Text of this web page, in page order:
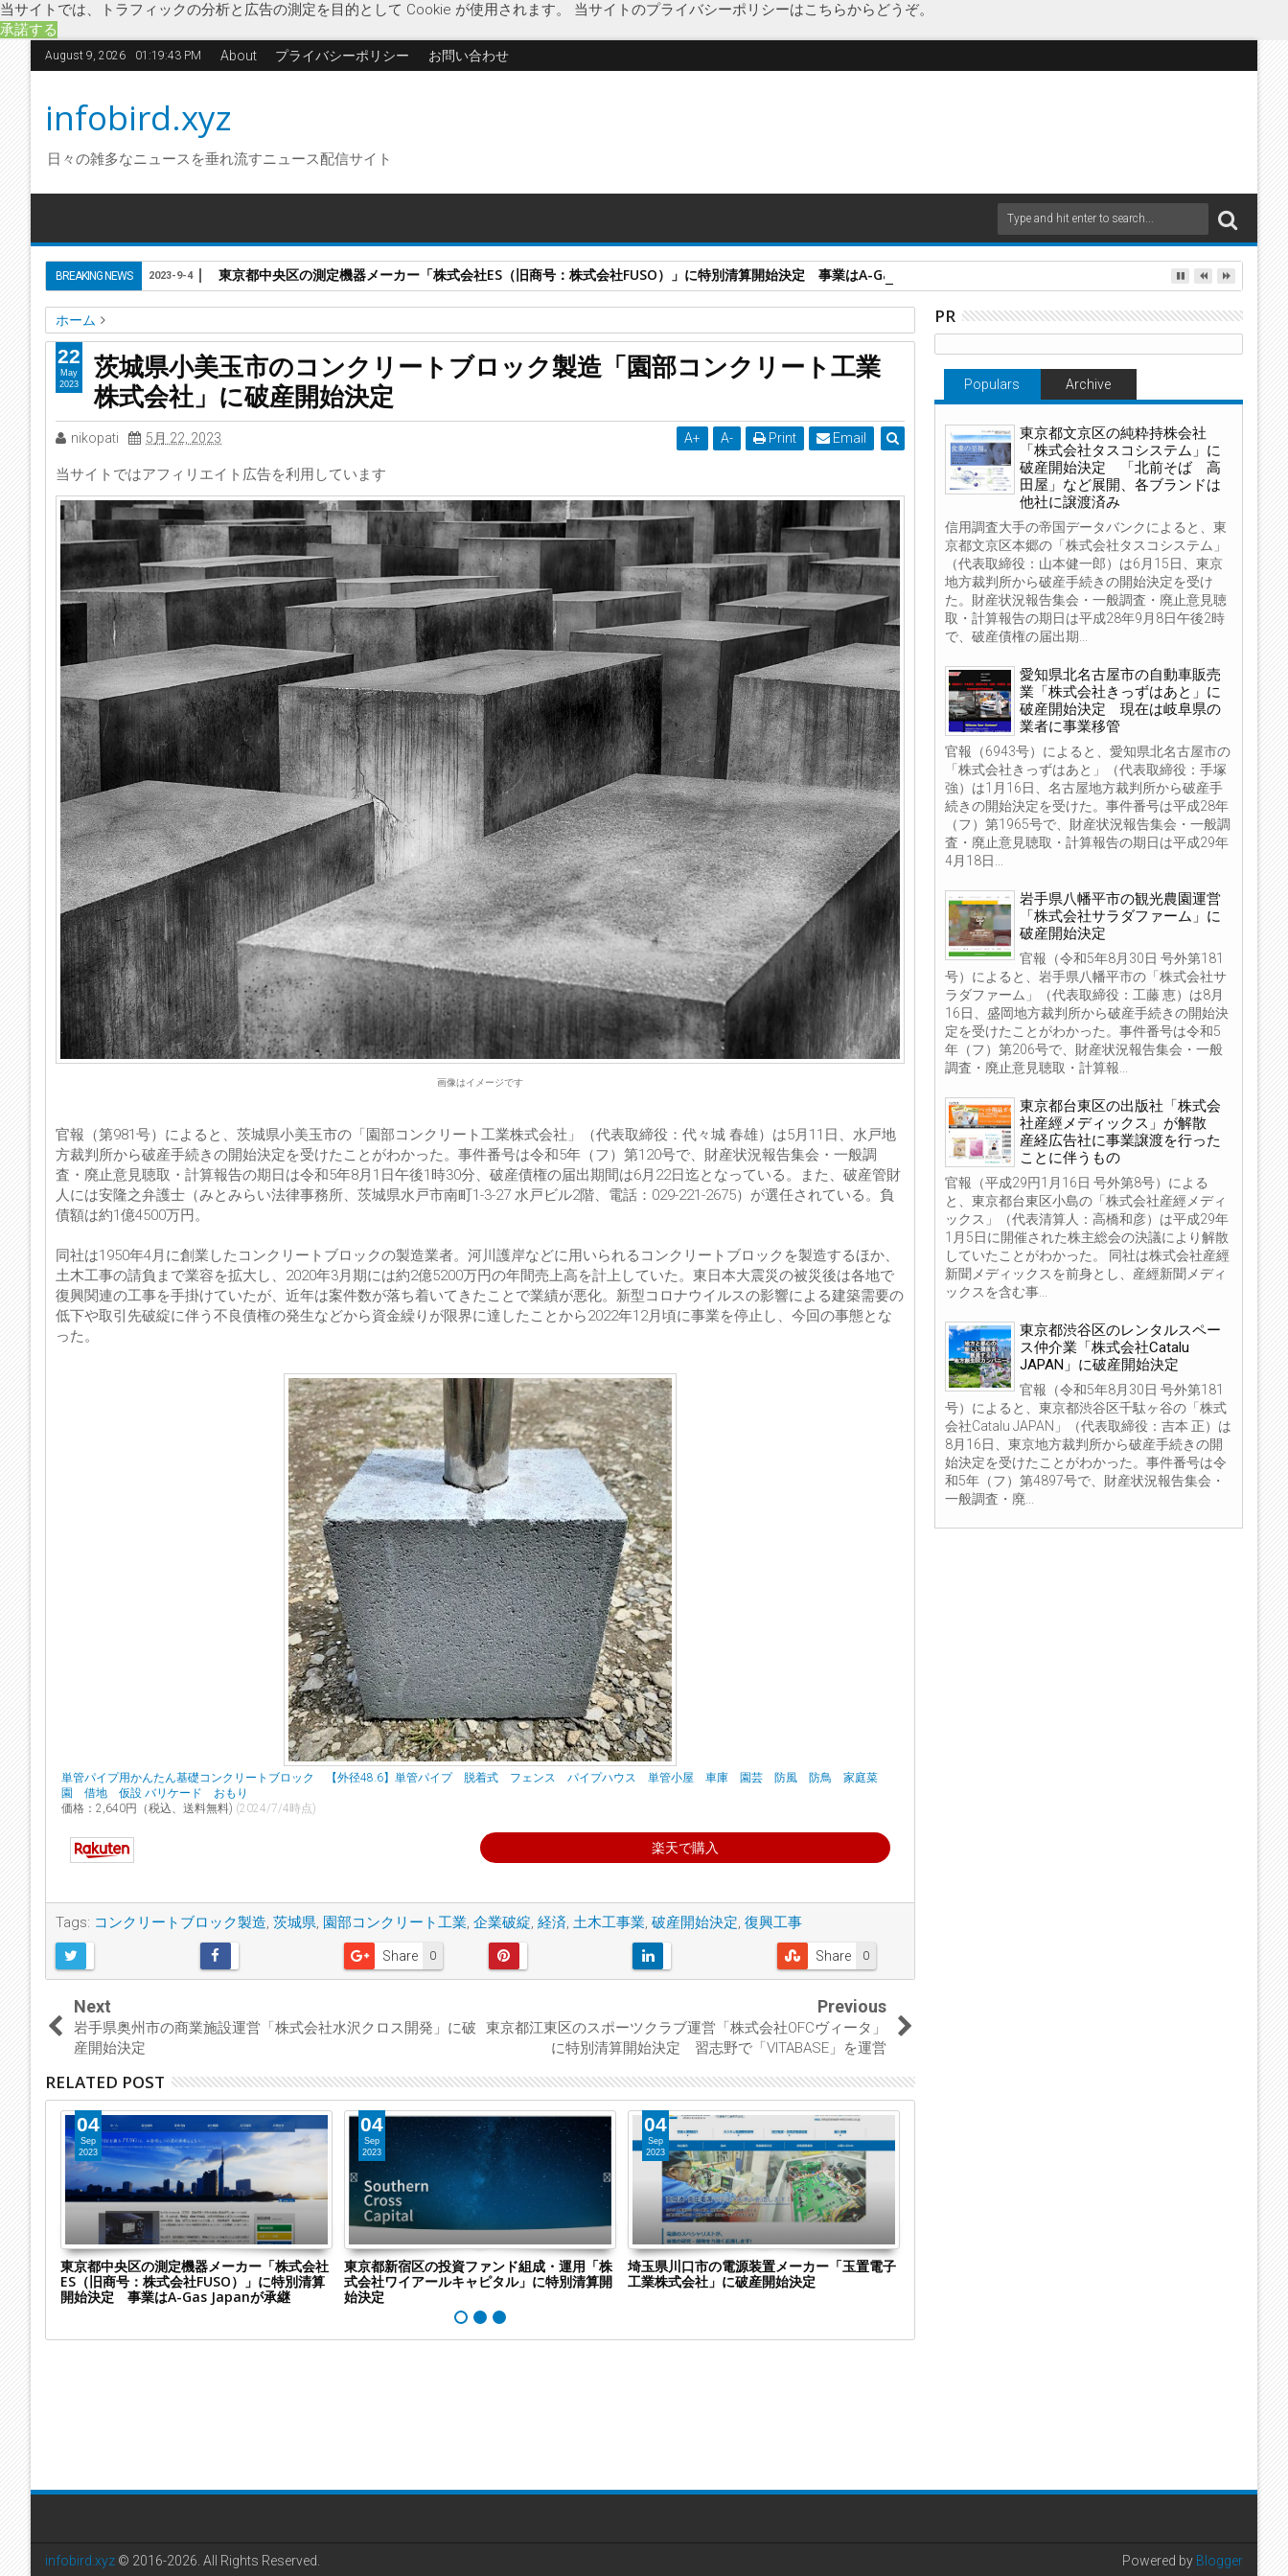
当サイトでは、トラフィックの分析と広告の測定を目的として Cookie が使用されます。 当サイトのプライバシーポリシーはこちらからどうぞ。
承諾する
August 9, 2026 01:19:44 PM About プライバシーポリシー お問い合わせ
infobird.xyz
日々の雑多なニュースを垂れ流すニュース配信サイト
BREAKING NEWS 東京都中央区の測定機器メーカー「株式会社ES（旧商号：株式会社FUSO）」に特別清算開始決定 事業はA-Gas Japanが承継
2023-9-4
ホーム
コンクリートブロック製造
茨城県 園部コンクリート工業 企業破綻 経済 土木工事業 破産開始決定
復興工事
茨城県小美玉市のコンクリートブロック製造「園部コンクリート工業株式会社」に破産開始決定
茨城県小美玉市のコンクリートブロック製造「園部コンクリート工業
株式会社」に破産開始決定
nikopati 5月 22, 2023 A+ A- Print Email
当サイトではアフィリエイト広告を利用しています
画像はイメージです
官報（第981号）によると、茨城県小美玉市の「園部コンクリート工業株式会社」（代表取締役：代々城 春雄）は5月11日、水戸地
方裁判所から破産手続きの開始決定を受けたことがわかった。事件番号は令和5年（フ）第120号で、財産状況報告集会・一般調
査・廃止意見聴取・計算報告の期日は令和5年8月1日午後1時30分、破産債権の届出期間は6月22日迄となっている。また、破産管財
人には安隆之弁護士（みとみらい法律事務所、茨城県水戸市南町1-3-27 水戸ビル2階、電話：029-221-2675）が選任されている。負
債額は約1億4500万円。
同社は1950年4月に創業したコンクリートブロックの製造業者。河川護岸などに用いられるコンクリートブロックを製造するほか、
土木工事の請負まで業容を拡大し、2020年3月期には約2億5200万円の年間売上高を計上していた。東日本大震災の被災後は各地で
復興関連の工事を手掛けていたが、近年は案件数が落ち着いてきたことで業績が悪化。新型コロナウイルスの影響による建築需要の
低下や取引先破綻に伴う不良債権の発生などから資金繰りが限界に達したことから2022年12月頃に事業を停止し、今回の事態とな
った。
単管パイプ用かんたん基礎コンクリートブロック 【外径48.6】単管パイプ 脱着式 フェンス パイプハウス 単管小屋 車庫 園芸 防風 防鳥 家庭菜
園 借地 仮設 バリケード おもり
価格：2,640円（税込、送料無料) (2024/7/4時点)
楽天で購入
Tags: コンクリートブロック製造 茨城県 園部コンクリート工業 企業破綻 経済 土木工事業 破産開始決定 復興工事
0
Share 0
Share
22
May
2023
Next
岩手県奥州市の商業施設運営「株式会社水沢クロス開発」に破
産開始決定
Previous
東京都江東区のスポーツクラブ運営「株式会社OFCヴィータ」
に特別清算開始決定 習志野で「VITABASE」を運営
RELATED POST
04
Sep
2023
東京都中央区の測定機器メーカー「株式会社
ES（旧商号：株式会社FUSO）」に特別清算
開始決定 事業はA-Gas Japanが承継
04
Sep
2023
東京都新宿区の投資ファンド組成・運用「株
式会社ワイアールキャピタル」に特別清算開
始決定
04
Sep
2023
埼玉県川口市の電源装置メーカー「玉置電子
工業株式会社」に破産開始決定
PR
Populars Archive
東京都文京区の純粋持株会社
「株式会社タスコシステム」に
破産開始決定 「北前そば 高
田屋」など展開、各ブランドは
他社に譲渡済み
信用調査大手の帝国データバンクによると、東
京都文京区本郷の「株式会社タスコシステム」
（代表取締役：山本健一郎）は6月15日、東京
地方裁判所から破産手続きの開始決定を受け
た。財産状況報告集会・一般調査・廃止意見聴
取・計算報告の期日は平成28年9月8日午後2時
で、破産債権の届出期...
愛知県北名古屋市の自動車販売
業「株式会社きっずはあと」に
破産開始決定 現在は岐阜県の
業者に事業移管
官報（6943号）によると、愛知県北名古屋市の
「株式会社きっずはあと」（代表取締役：手塚
強）は1月16日、名古屋地方裁判所から破産手
続きの開始決定を受けた。事件番号は平成28年
（フ）第1965号で、財産状況報告集会・一般調
査・廃止意見聴取・計算報告の期日は平成29年
4月18日...
岩手県八幡平市の観光農園運営
「株式会社サラダファーム」に
破産開始決定
官報（令和5年8月30日 号外第181
号）によると、岩手県八幡平市の「株式会社サ
ラダファーム」（代表取締役：工藤 恵）は8月
16日、盛岡地方裁判所から破産手続きの開始決
定を受けたことがわかった。事件番号は令和5
年（フ）第206号で、財産状況報告集会・一般
調査・廃止意見聴取・計算報...
東京都台東区の出版社「株式会
社産經メディックス」が解散
産経広告社に事業譲渡を行った
ことに伴うもの
官報（平成29円1月16日 号外第8号）による
と、東京都台東区小島の「株式会社産經メディ
ックス」（代表清算人：高橋和彦）は平成29年
1月5日に開催された株主総会の決議により解散
していたことがわかった。 同社は株式会社産經
新聞メディックスを前身とし、産經新聞メディ
ックスを含む事...
東京都渋谷区のレンタルスペー
ス仲介業「株式会社Catalu
JAPAN」に破産開始決定
官報（令和5年8月30日 号外第181
号）によると、東京都渋谷区千駄ヶ谷の「株式
会社Catalu JAPAN」（代表取締役：吉本 正）は
8月16日、東京地方裁判所から破産手続きの開
始決定を受けたことがわかった。事件番号は令
和5年（フ）第4897号で、財産状況報告集会・
一般調査・廃...
infobird.xyz © 2016-2026. All Rights Reserved. Powered by Blogger